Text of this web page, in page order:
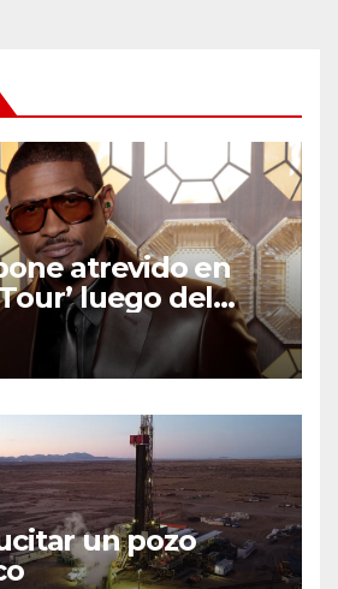
atrevido en
luego del
fan
un pozo